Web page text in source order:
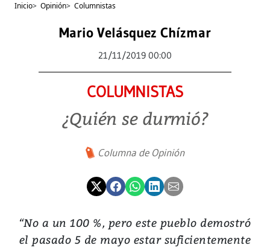
Inicio> Opinión> Columnistas
Mario Velásquez Chízmar
21/11/2019 00:00
COLUMNISTAS
¿Quién se durmió?
Columna de Opinión
“No a un 100 %, pero este pueblo demostró
el pasado 5 de mayo estar suficientemente